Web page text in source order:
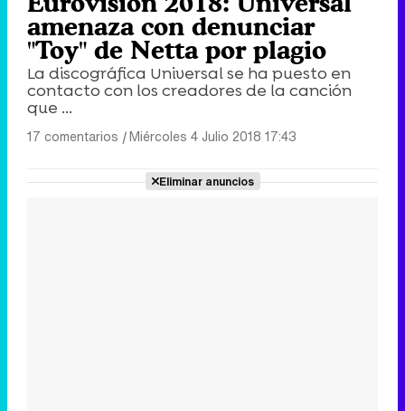
amenaza con denunciar
"Toy" de Netta por plagio
La discográfica Universal se ha puesto en
contacto con los creadores de la canción
que ...
17 comentarios |Miércoles 4 Julio 2018 17:43
Eliminar anuncios